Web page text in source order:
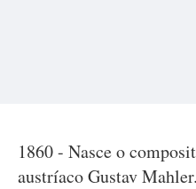
1860 - Nasce o
austríaco Gustav Mahler.